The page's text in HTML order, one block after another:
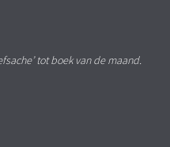
tot boek van de maand.